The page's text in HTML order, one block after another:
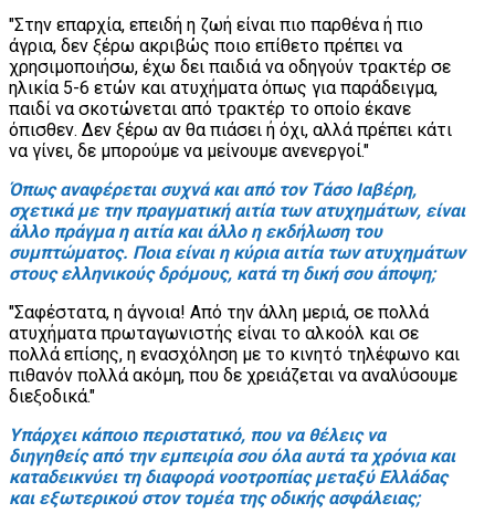
"Στην επαρχία, επειδή η ζωή είναι πιο παρθένα ή πιο
άγρια, δεν ξέρω ακριβώς ποιο επίθετο πρέπει να
χρησιμοποιήσω, έχω δει παιδιά να οδηγούν τρακτέρ σε
ηλικία 5-6 ετών και ατυχήματα όπως για παράδειγμα,
παιδί να σκοτώνεται από τρακτέρ το οποίο έκανε
όπισθεν. Δεν ξέρω αν θα πιάσει ή όχι, αλλά πρέπει κάτι
να γίνει, δε μπορούμε να μείνουμε ανενεργοί."
Όπως αναφέρεται συχνά και από τον Τάσο Ιαβέρη,
σχετικά με την πραγματική αιτία των ατυχημάτων, είναι
άλλο πράγμα η αιτία και άλλο η εκδήλωση του
συμπτώματος. Ποια είναι η κύρια αιτία των ατυχημάτων
στους ελληνικούς δρόμους, κατά τη δική σου άποψη;
"Σαφέστατα, η άγνοια! Από την άλλη μεριά, σε πολλά
ατυχήματα πρωταγωνιστής είναι το αλκοόλ και σε
πολλά επίσης, η ενασχόληση με το κινητό τηλέφωνο και
πιθανόν πολλά ακόμη, που δε χρειάζεται να αναλύσουμε
διεξοδικά."
Υπάρχει κάποιο περιστατικό, που να θέλεις να
διηγηθείς από την εμπειρία σου όλα αυτά τα χρόνια και
καταδεικνύει τη διαφορά νοοτροπίας μεταξύ Ελλάδας
και εξωτερικού στον τομέα της οδικής ασφάλειας;